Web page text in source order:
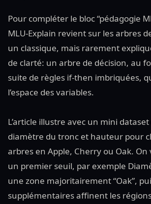
Pour compléter le bloc “pédagogie
MLU-Explain revient sur les arbres
un classique, mais rarement
de clarté: un arbre de décision, au
suite de règles if-then imbriquées,
l’espace des variables.
L’article illustre avec un mini
diamètre du tronc et hauteur pour
arbres en Apple, Cherry ou Oak.
un premier seuil, par exemple
une zone majoritairement “Oak”,
supplémentaires affinent les